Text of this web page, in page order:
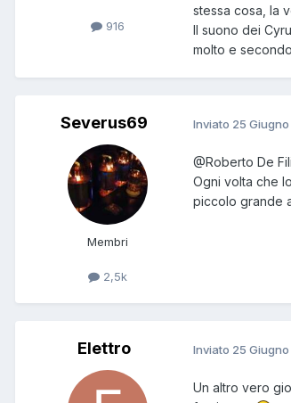
916
stessa cosa, la
Il suono dei
molto e
Severus69
Membri
2,5k
Inviato 25
@Roberto De
Ogni volta che
piccolo grande
Elettro Inviato 25
Un altro vero